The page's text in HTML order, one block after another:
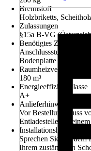
Brennstoff
Holzbriketts,
Zulassungen
§15a B-VG
Benötigtes Zubehör
Anschlussstutzen für
Bodenplatte bei
Raumheizvermögen
180 m³
Energieeffizienzklasse
A+
Anlieferhinweis
Vor Bestellung muss
Entladestelle mit
Installationshinweis
Sprechen Sie vor dem
Ihrem zuständigen